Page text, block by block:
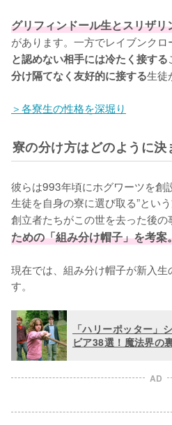
グリフィンドール生とスリザ
があります。一方でレイブンクロ
と認めない相手には冷たく接する
分け隔てなく友好的に接する生徒
＞各寮生の性格を深堀り
寮の分け方はどのように決
彼らは993年頃にホグワーツを創
生徒を自身の寮に選び取る”とい
創立者たちがこの世を去った後の
ための「組み分け帽子」を考案
現在では、組み分け帽子が新入生
す。
「ハリーポッター」
ビア38選！魔法界の
AD